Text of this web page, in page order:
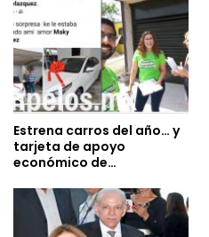
Estrena carros del año… y
tarjeta de apoyo
económico de…